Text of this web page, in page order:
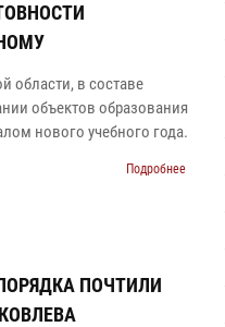
области, в составе
объектов образования
нового учебного года.
Подробнее
ПОЧТИЛИ